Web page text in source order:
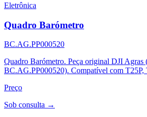
Eletrônica
Quadro Barómetro
BC.AG.PP000520
Quadro Barómetro. Peça original DJI Agras
BC.AG.PP000520). Compatível com T25P,
Preço
Sob consulta →